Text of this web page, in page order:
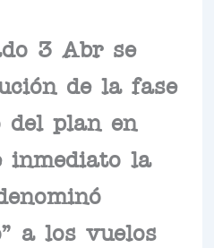
3 Abr se
de la fase
del plan en
inmediato la
a los vuelos